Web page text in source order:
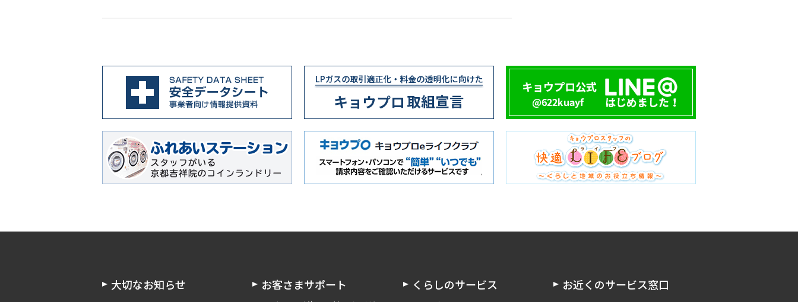
大切なお知らせ
お客さまサポート くらしのサービス
お近くのサービス窓口